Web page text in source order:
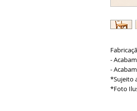
-
-
*Sujeito
*Foto